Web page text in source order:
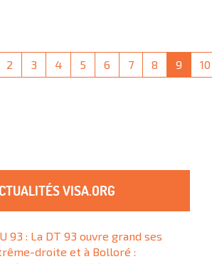
2 3 4 5 6 7 8 9 10
VISA.ORG
93 : La DT 93 ouvre grand ses
droite et à Bolloré :